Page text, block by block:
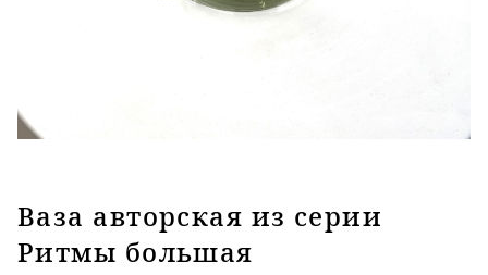
Ваза авторская из серии
Ритмы большая